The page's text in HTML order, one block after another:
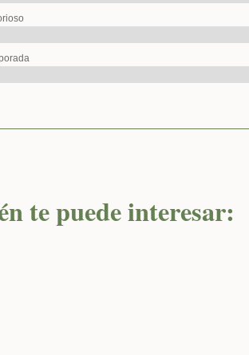
te puede interesar: